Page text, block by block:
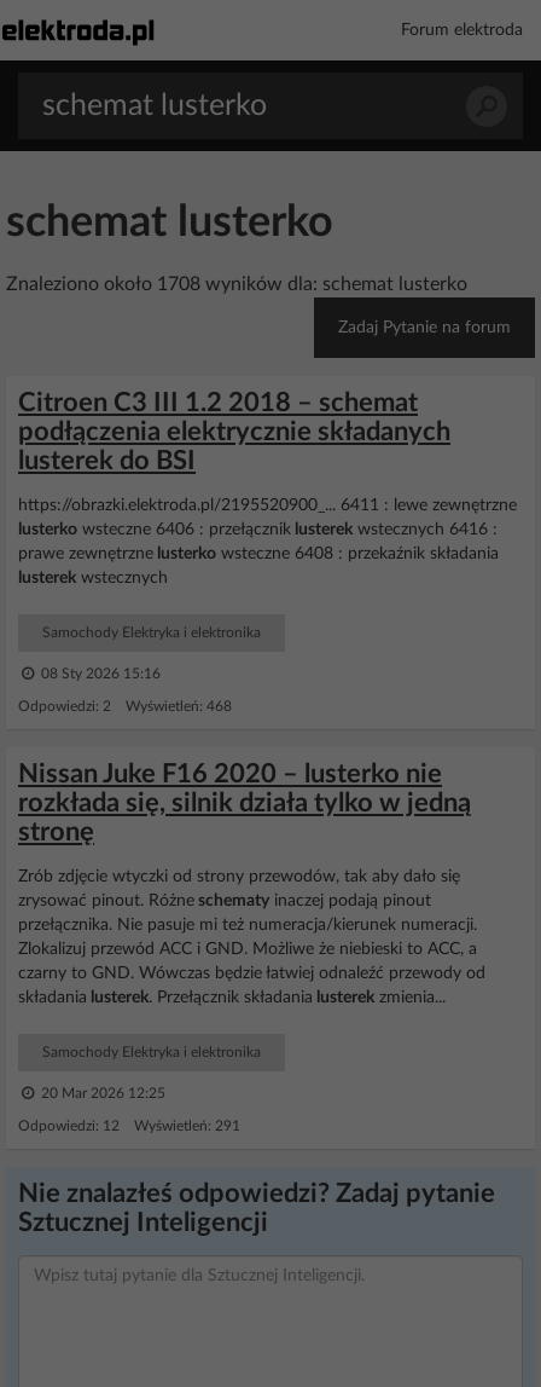
Forum elektroda
schemat lusterko
Znaleziono około 1708 wyników dla: schemat lusterko
Zadaj Pytanie na forum
Citroen C3 III 1.2 2018 – schemat
podłączenia elektrycznie składanych
lusterek do BSI
https://obrazki.elektroda.pl/2195520900_... 6411 : lewe zewnętrzne
lusterko wsteczne 6406 : przełącznik lusterek wstecznych 6416 :
prawe zewnętrzne lusterko wsteczne 6408 : przekaźnik składania
lusterek wstecznych
Samochody Elektryka i elektronika
08 Sty 2026 15:16
Odpowiedzi: 2 Wyświetleń: 468
Nissan Juke F16 2020 – lusterko nie
rozkłada się, silnik działa tylko w jedną
stronę
Zrób zdjęcie wtyczki od strony przewodów, tak aby dało się
zrysować pinout. Różne schematy inaczej podają pinout
przełącznika. Nie pasuje mi też numeracja/kierunek numeracji.
Zlokalizuj przewód ACC i GND. Możliwe że niebieski to ACC, a
czarny to GND. Wówczas będzie łatwiej odnaleźć przewody od
składania lusterek. Przełącznik składania lusterek zmienia...
Samochody Elektryka i elektronika
20 Mar 2026 12:25
Odpowiedzi: 12 Wyświetleń: 291
Nie znalazłeś odpowiedzi? Zadaj pytanie
Sztucznej Inteligencji